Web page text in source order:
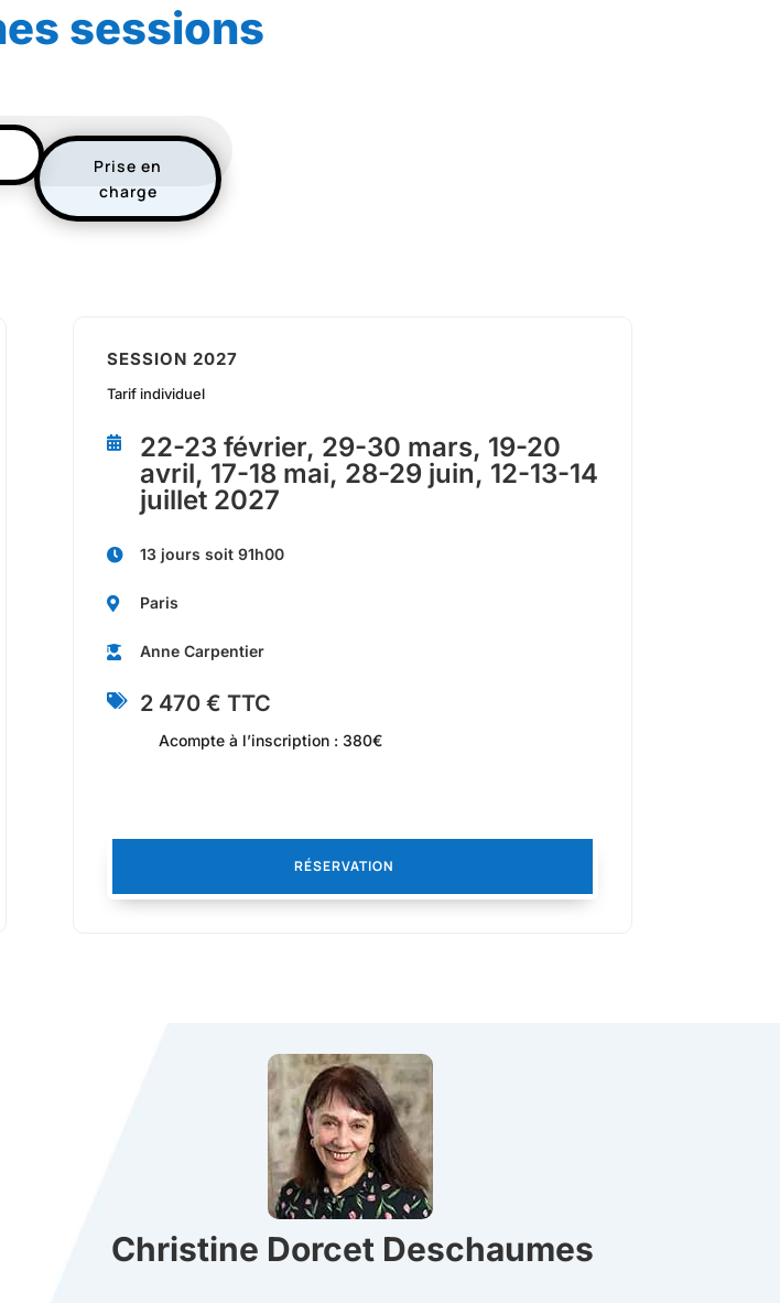
sessions
Prise en
charge
SESSION 2027
Tarif individuel

22-23 février, 29-30 mars, 19-20
avril, 17-18 mai, 28-29 juin, 12-13-14
juillet 2027
 13 jours soit 91h00
 Paris
 Anne Carpentier
 2 470 € TTC
Acompte à l’inscription : 380€
RÉSERVATION
Christine Dorcet Deschaumes